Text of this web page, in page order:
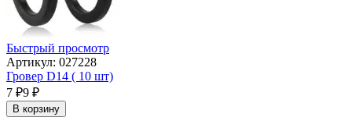
Быстрый просмотр
Артикул: 027228
Гровер D14 ( 10 шт)
7 ₽9 ₽
В корзину